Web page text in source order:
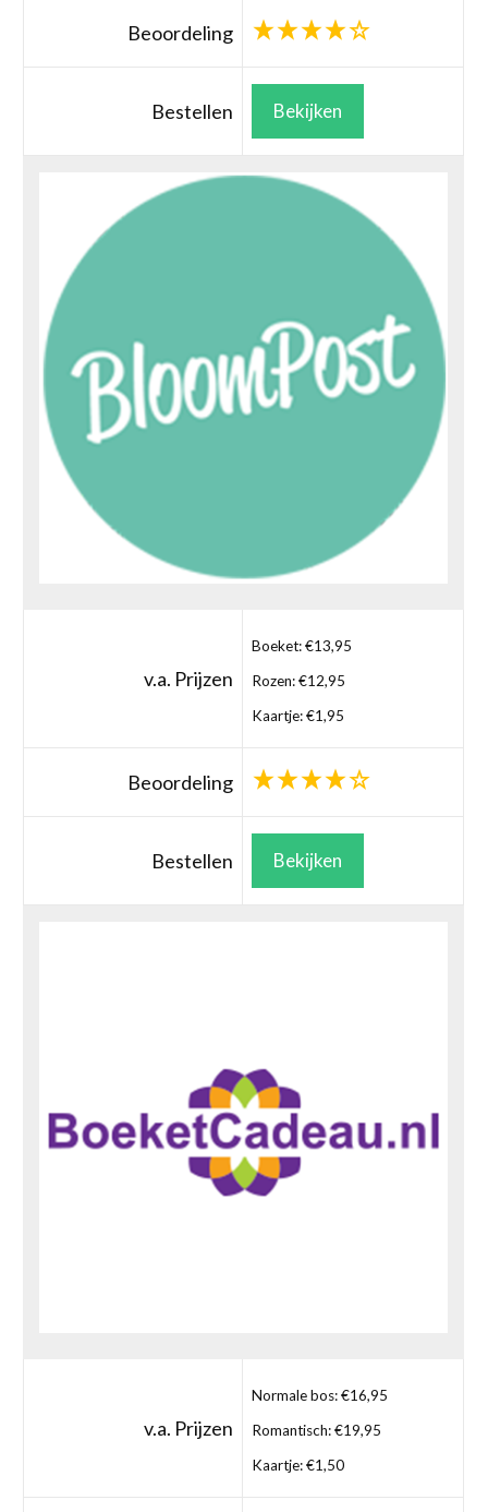
Beoordeling
Bestellen Bekijken
v.a. Prijzen
Boeket: €13,95
Rozen: €12,95
Kaartje: €1,95
Beoordeling
Bestellen Bekijken
v.a. Prijzen
Normale bos: €16,95
Romantisch: €19,95
Kaartje: €1,50